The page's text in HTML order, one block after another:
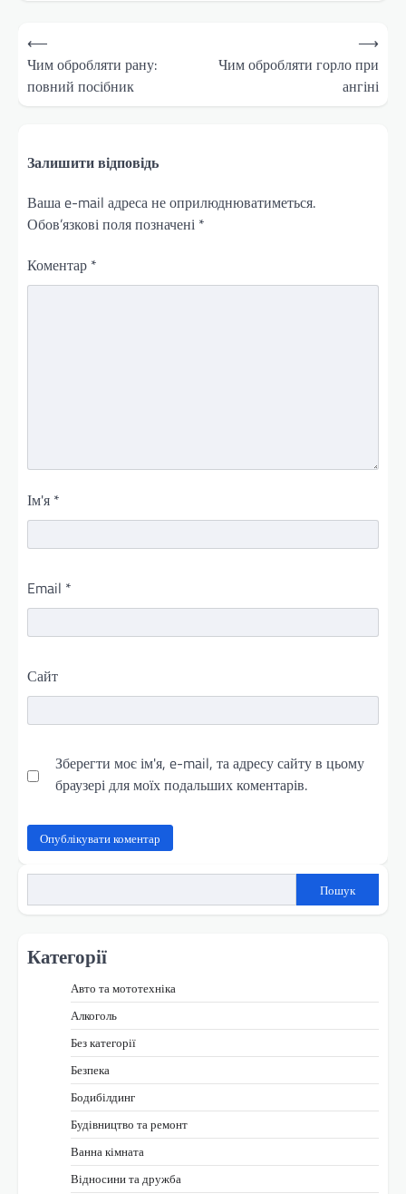
Навігація
записів
⟵
Чим обробляти рану:
повний посібник
Чим обробляти горло при
ангіні
⟶
Залишити відповідь
Ваша e-mail адреса не оприлюднюватиметься.
Обов’язкові поля позначені *
Коментар *
Ім'я *
Email *
Сайт
Зберегти моє ім'я, e-mail, та адресу сайту в цьому
браузері для моїх подальших коментарів.
Пошук
Категорії
Авто та мототехніка
Алкоголь
Без категорії
Безпека
Бодибілдинг
Будівництво та ремонт
Ванна кімната
Відносини та дружба